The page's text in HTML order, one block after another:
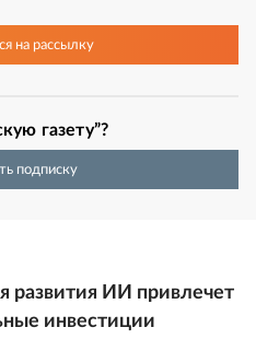
на рассылку
газету”?
подписку
развития ИИ привлечет
инвестиции